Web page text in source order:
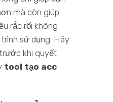
mà còn giúp
rắc rối không
sử dụng. Hãy
khi quyết
tool tạo acc